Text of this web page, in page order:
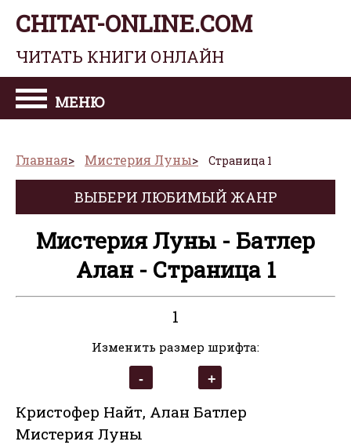
CHITAT-ONLINE.COM
ЧИТАТЬ КНИГИ ОНЛАЙН
МЕНЮ
Главная Мистерия Луны Страница 1
ВЫБЕРИ ЛЮБИМЫЙ ЖАНР
Мистерия Луны - Батлер
Алан - Страница 1
1
Изменить размер шрифта:
Кристофер Найт, Алан Батлер
Мистерия Луны